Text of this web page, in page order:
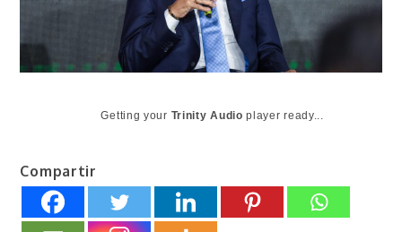
Getting your Trinity Audio player ready...
Compartir